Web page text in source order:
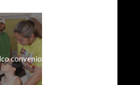
convenio